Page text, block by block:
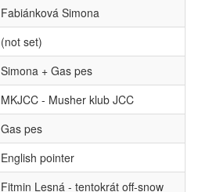
Fabiánková Simona
(not set)
Simona + Gas pes
MKJCC - Musher klub JCC
Gas pes
English pointer
Fitmin Lesná - tentokrát off-snow